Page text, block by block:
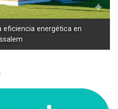
eficiencia energética en